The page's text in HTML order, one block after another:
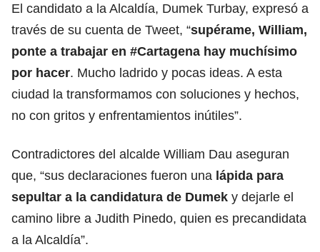
El candidato a la Alcaldía, Dumek Turbay, expresó a
través de su cuenta de Tweet, “supérame, William,
ponte a trabajar en #Cartagena hay muchísimo
por hacer. Mucho ladrido y pocas ideas. A esta
ciudad la transformamos con soluciones y hechos,
no con gritos y enfrentamientos inútiles”.
Contradictores del alcalde William Dau aseguran
que, “sus declaraciones fueron una lápida para
sepultar a la candidatura de Dumek y dejarle el
camino libre a Judith Pinedo, quien es precandidata
a la Alcaldía”.